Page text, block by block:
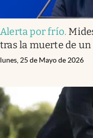
Alerta por frío.
tras la muerte de
lunes, 25 de Mayo de 2026